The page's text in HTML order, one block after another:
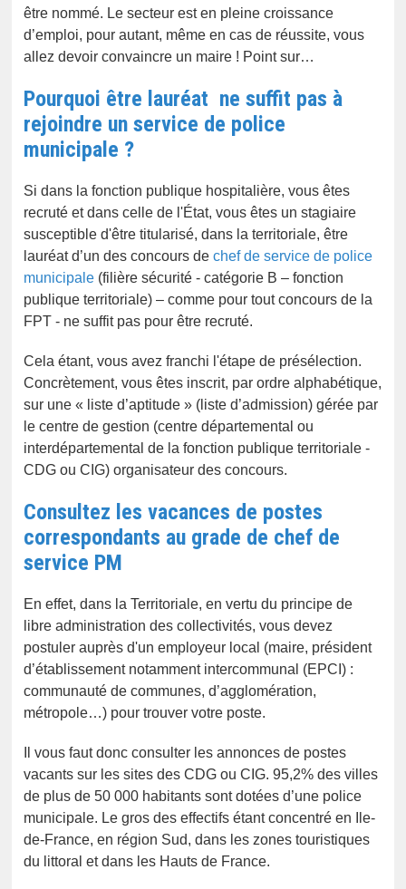
être nommé. Le secteur est en pleine croissance
d’emploi, pour autant, même en cas de réussite, vous
allez devoir convaincre un maire ! Point sur…
Pourquoi être lauréat ne suffit pas à
rejoindre un service de police
municipale ?
Si dans la fonction publique hospitalière, vous êtes
recruté et dans celle de l'État, vous êtes un stagiaire
susceptible d'être titularisé, dans la territoriale, être
lauréat d’un des concours dechef de service de police
municipale (filière sécurité - catégorie B – fonction
publique territoriale) – comme pour tout concours de la
FPT - ne suffit pas pour être recruté.
Cela étant, vous avez franchi l'étape de présélection.
Concrètement, vous êtes inscrit, par ordre alphabétique,
sur une « liste d’aptitude » (liste d’admission) gérée par
le centre de gestion (centre départemental ou
interdépartemental de la fonction publique territoriale -
CDG ou CIG) organisateur des concours.
Consultez les vacances de postes
correspondants au grade de chef de
service PM
En effet, dans la Territoriale, en vertu du principe de
libre administration des collectivités, vous devez
postuler auprès d'un employeur local (maire, président
d’établissement notamment intercommunal (EPCI) :
communauté de communes, d’agglomération,
métropole…) pour trouver votre poste.
Il vous faut donc consulter les annonces de postes
vacants sur les sites des CDG ou CIG. 95,2% des villes
de plus de 50 000 habitants sont dotées d’une police
municipale. Le gros des effectifs étant concentré en Ile-
de-France, en région Sud, dans les zones touristiques
du littoral et dans les Hauts de France.